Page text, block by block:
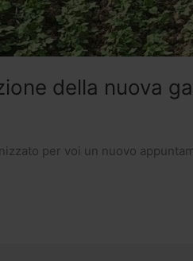
della nuova
per voi un nuovo